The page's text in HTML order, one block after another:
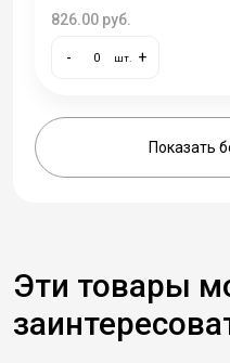
826.00 руб.
- шт. +
Показать
Эти товары